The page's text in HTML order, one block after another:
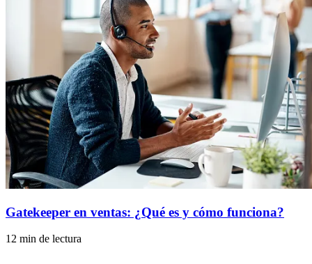
Gatekeeper en ventas: ¿Qué es y cómo funciona?
12 min de lectura